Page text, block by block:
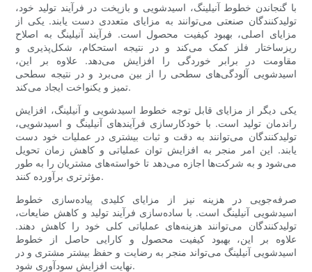
با گنجاندن خطوط آنیلینگ، اسیدشویی و بازپخت در فرآیند تولید خود،
تولیدکنندگان صنعتی می‌توانند به مزایای متعددی دست یابند. یکی از
مزایای اصلی، بهبود کیفیت محصول است. فرآیند آنیلینگ به اصلاح
ریزساختار فلز کمک می‌کند و در نتیجه استحکام، شکل‌پذیری و
مقاومت در برابر خوردگی را افزایش می‌دهد. علاوه بر این،
اسیدشویی آلودگی‌های سطحی را از بین می‌برد و در نتیجه سطحی
تمیز و یکنواخت ایجاد می‌کند.
یکی دیگر از مزایای قابل توجه خطوط اسیدشویی و آنیلینگ، افزایش
راندمان تولید است. با خودکارسازی فرآیندهای آنیلینگ و اسیدشویی،
تولیدکنندگان می‌توانند به دقت و ثبات بیشتری در عملیات خود دست
یابند. این امر منجر به افزایش توان عملیاتی و کاهش زمان تحویل
می‌شود و به شرکت‌ها اجازه می‌دهد تا خواسته‌های مشتریان را به طور
مؤثرتری برآورده کنند.
صرفه‌جویی در هزینه نیز از مزایای کلیدی پیاده‌سازی خطوط
اسیدشویی آنیلینگ است. با ساده‌سازی فرآیند تولید و کاهش ضایعات،
تولیدکنندگان می‌توانند هزینه‌های عملیاتی کلی خود را کاهش دهند.
علاوه بر این، بهبود کیفیت محصول و کارایی حاصل از خطوط
اسیدشویی آنیلینگ می‌تواند منجر به رضایت و حفظ بیشتر مشتری و در
نهایت افزایش سودآوری شود.